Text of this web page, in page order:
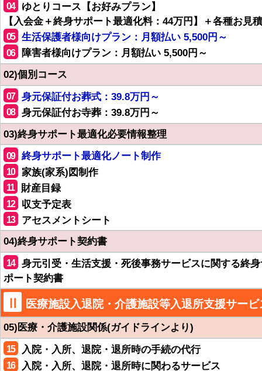
04
ゆとりコース【お好みプラン】
【入会金＋終身サポート最適化料：44万円】＋各種お見
05 生活保護者様向けプラン：月額払い 5,500円～
06
障害者様向けプラン：月額払い 5,500円～
02)個別コース
07 身元保証付お葬式：39.8万円～
08
身元保証付お寺葬：39.8万円～
03)終身サポート最適化必要情報整理
09 終身サポート最適化ノート制作
10 家族(家系)図制作
11 財産目録
12 収支予定表
13
アセスメントシート
04)終身サポート契約書
14
身元引受・生活支援・死後事務サービスに関する終
ポート契約書
Ⅱ 医療施設入退院・介護施設等入退所支援サービ
05)医療・介護施設関係(ガイドラインより)
15 入院・入所、退院・退所時の手続の代行
16 入院・入所、退院・退所時に関わるサービス